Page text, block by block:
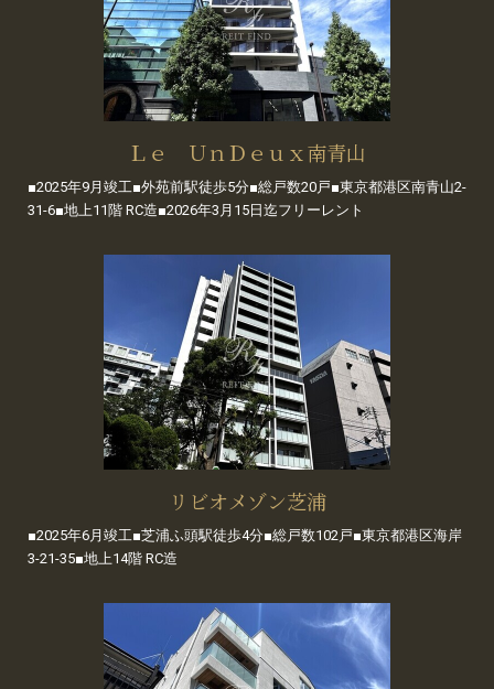
Ｌｅ ＵｎＤｅｕｘ南青山
■2025年9月竣工■外苑前駅徒歩5分■総戸数20戸■東京都港区南青山2-
31-6■地上11階 RC造■2026年3月15日迄フリーレント
リビオメゾン芝浦
■2025年6月竣工■芝浦ふ頭駅徒歩4分■総戸数102戸■東京都港区海岸
3-21-35■地上14階 RC造